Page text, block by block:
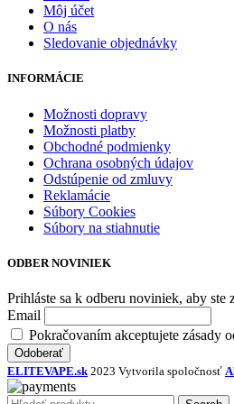
Môj účet
O nás
Sledovanie objednávky
INFORMÁCIE
Možnosti dopravy
Možnosti platby
Obchodné podmienky
Ochrana osobných údajov
Odstúpenie od zmluvy
Reklamácie
Súbory Cookies
Súbory na stiahnutie
ODBER NOVINIEK
Prihláste sa k odberu noviniek, aby
Email
Pokračovaním akceptujete zásady
ELITEVAPE.sk 2023 Vytvorila spoločnosť